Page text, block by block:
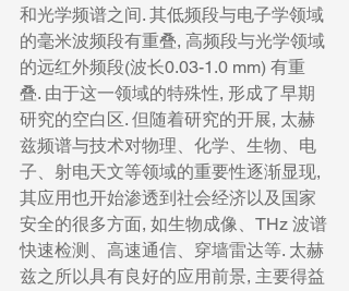
和光学频谱之间. 其低频段与电子学领域
的毫米波频段有重叠, 高频段与光学领域
的远红外频段(波长0.03-1.0 mm) 有重
叠. 由于这一领域的特殊性, 形成了早期
研究的空白区. 但随着研究的开展, 太赫
兹频谱与技术对物理、化学、生物、电
子、射电天文等领域的重要性逐渐显现,
其应用也开始渗透到社会经济以及国家
安全的很多方面, 如生物成像、THz 波谱
快速检测、高速通信、穿墙雷达等. 太赫
兹之所以具有良好的应用前景, 主要得益